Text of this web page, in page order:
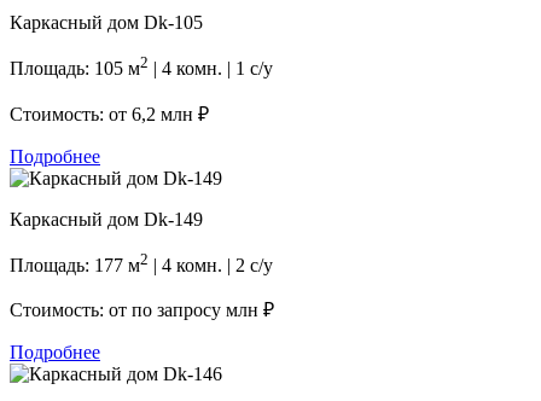
Каркасный дом Dk-105
Площадь: 105 м2 | 4 комн. | 1 с/у
Стоимость: от 6,2 млн ₽
Подробнее
Каркасный дом Dk-149
Площадь: 177 м2 | 4 комн. | 2 с/у
Стоимость: от по запросу млн ₽
Подробнее